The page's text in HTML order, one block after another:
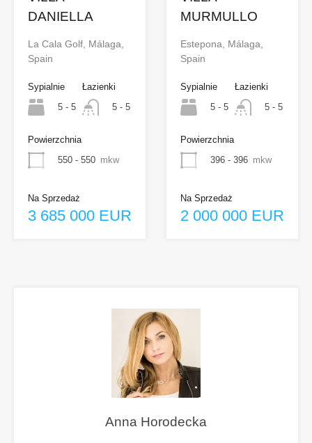
DANIELLA
La Cala Golf, Málaga,
Spain
Sypialnie
5 - 5
Łazienki
5 - 5
Powierzchnia
550 - 550 mkw
Na Sprzedaż
3 685 000 EUR
MURMULLO
Estepona, Málaga,
Spain
Sypialnie
5 - 5
Łazienki
5 - 5
Powierzchnia
396 - 396 mkw
Na Sprzedaż
2 000 000 EUR
Anna Horodecka